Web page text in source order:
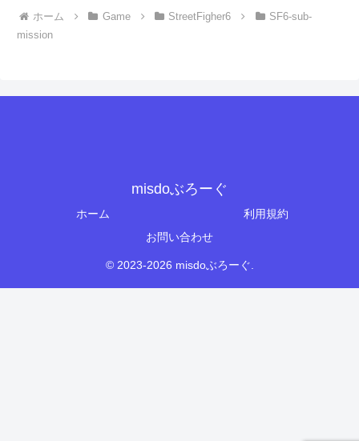
ホーム Game StreetFigher6
SF6-sub-
mission
misdoぶろーぐ
ホーム
利用規約
お問い合わせ
© 2023-2026 misdoぶろーぐ.